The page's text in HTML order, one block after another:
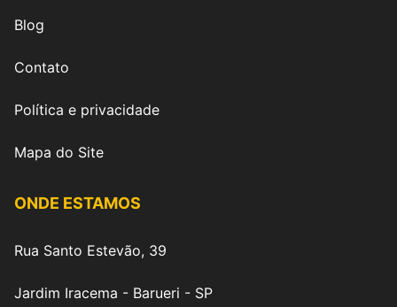
Blog
Contato
Política e privacidade
Mapa do Site
ONDE ESTAMOS
Rua Santo Estevão, 39
Jardim Iracema - Barueri - SP